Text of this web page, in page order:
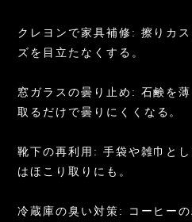
クレヨンで家具補修: 擦りカ
ズを目立たなくする。
窓ガラスの曇り止め: 石鹸を
取るだけで曇りにくくなる。
靴下の再利用: 手袋や雑巾と
はほこり取りにも。
冷蔵庫の臭い対策: コーヒー